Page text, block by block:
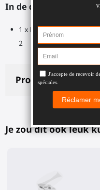
In de doos:
1 x Bovenste
2
Productdetails
Je zou dit ook leuk